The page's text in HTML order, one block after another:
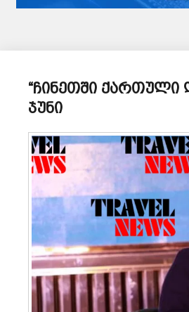
“ჩინეთში ქართული
ჯუნი